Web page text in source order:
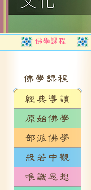
佛學課程